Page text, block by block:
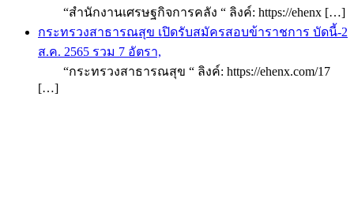
“สำนักงานเศรษฐกิจการคลัง “ ลิงค์: https://ehenx […]
กระทรวงสาธารณสุข เปิดรับสมัครสอบข้าราชการ บัดนี้-2
ส.ค. 2565 รวม 7 อัตรา,
“กระทรวงสาธารณสุข “ ลิงค์: https://ehenx.com/17
[…]